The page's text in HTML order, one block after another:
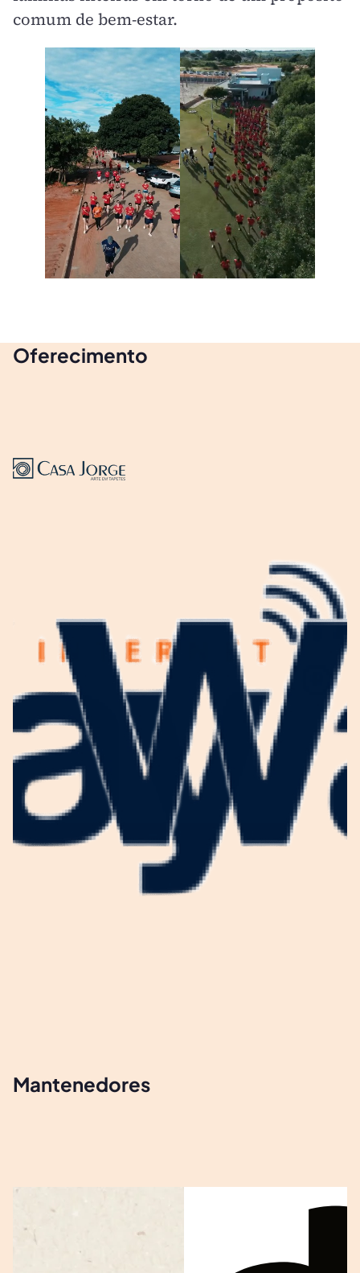
comum de bem-estar.
Oferecimento
Mantenedores